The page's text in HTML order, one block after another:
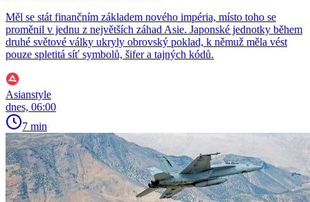
Měl se stát finančním základem nového impéria, místo toho se
proměnil v jednu z největších záhad Asie. Japonské jednotky během
druhé světové války ukryly obrovský poklad, k němuž měla vést
pouze spletitá síť symbolů, šifer a tajných kódů.
Asianstyle
dnes, 06:00
7 min